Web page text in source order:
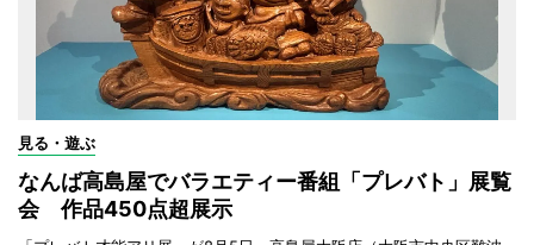
見る・遊ぶ
なんば高島屋でバラエティー番組「プレバト」展覧
会 作品450点超展示